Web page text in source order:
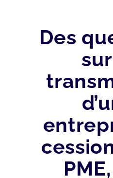
Des